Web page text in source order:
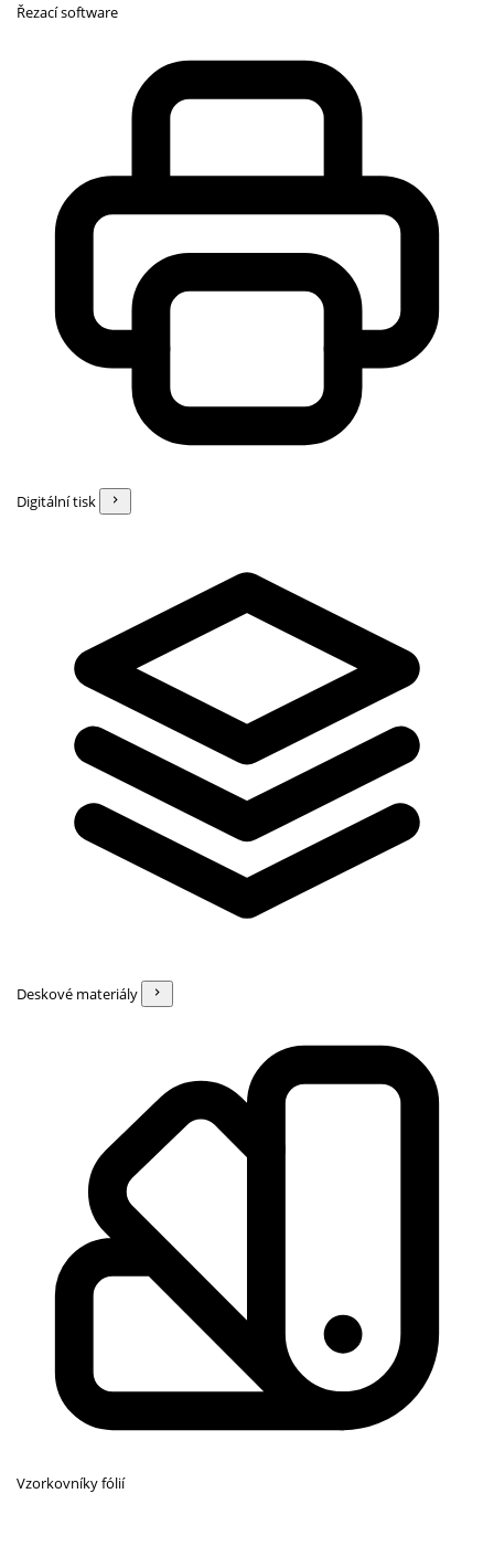
Řezací software
Digitální tisk
Deskové materiály
Vzorkovníky fólií